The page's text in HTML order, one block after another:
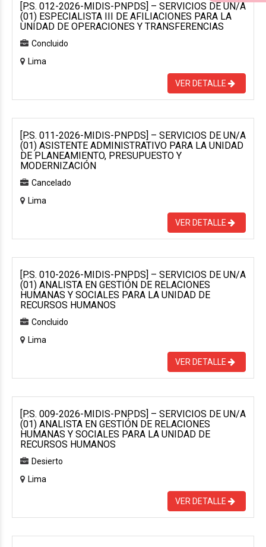
[P.S. 012-2026-MIDIS-PNPDS] – SERVICIOS DE UN/A
(01) ESPECIALISTA III DE AFILIACIONES PARA LA
UNIDAD DE OPERACIONES Y TRANSFERENCIAS
Concluido
Lima
VER DETALLE
[P.S. 011-2026-MIDIS-PNPDS] – SERVICIOS DE UN/A
(01) ASISTENTE ADMINISTRATIVO PARA LA UNIDAD
DE PLANEAMIENTO, PRESUPUESTO Y
MODERNIZACIÓN
Cancelado
Lima
VER DETALLE
[P.S. 010-2026-MIDIS-PNPDS] – SERVICIOS DE UN/A
(01) ANALISTA EN GESTIÓN DE RELACIONES
HUMANAS Y SOCIALES PARA LA UNIDAD DE
RECURSOS HUMANOS
Concluido
Lima
VER DETALLE
[P.S. 009-2026-MIDIS-PNPDS] – SERVICIOS DE UN/A
(01) ANALISTA EN GESTIÓN DE RELACIONES
HUMANAS Y SOCIALES PARA LA UNIDAD DE
RECURSOS HUMANOS
Desierto
Lima
VER DETALLE